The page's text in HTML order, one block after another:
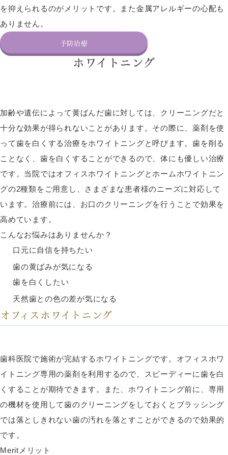
を抑えられるのがメリットです。また金属アレルギーの心配も
ありません。
予防治療
ホワイトニング
加齢や遺伝によって黄ばんだ歯に対しては、クリーニングだと
十分な効果が得られないことがあります。その際に、薬剤を使
って歯を白くする治療をホワイトニングと呼びます。歯を削る
ことなく、歯を白くすることができるので、体にも優しい治療
です。当院ではオフィスホワイトニングとホームホワイトニン
グの2種類をご用意し、さまざまな患者様のニーズに対応して
います。治療前には、お口のクリーニングを行うことで効果を
高めています。
こんなお悩みはありませんか？
口元に自信を持ちたい
歯の黄ばみが気になる
歯を白くしたい
天然歯との色の差が気になる
オフィスホワイトニング
歯科医院で施術が完結するホワイトニングです。オフィスホワ
イトニング専用の薬剤を利用するので、スピーディーに歯を白
くすることが期待できます。また、ホワイトニング前に、専用
の機材を使用して歯のクリーニングをしておくとブラッシング
では落としきれない歯の汚れを落とすことができるので効果的
です。
Merit メリット